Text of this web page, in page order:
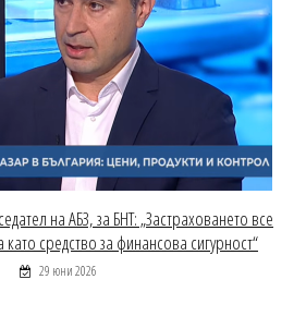
на АБЗ, за БНТ: „Застраховането все
средство за финансова сигурност“
29 юни 2026